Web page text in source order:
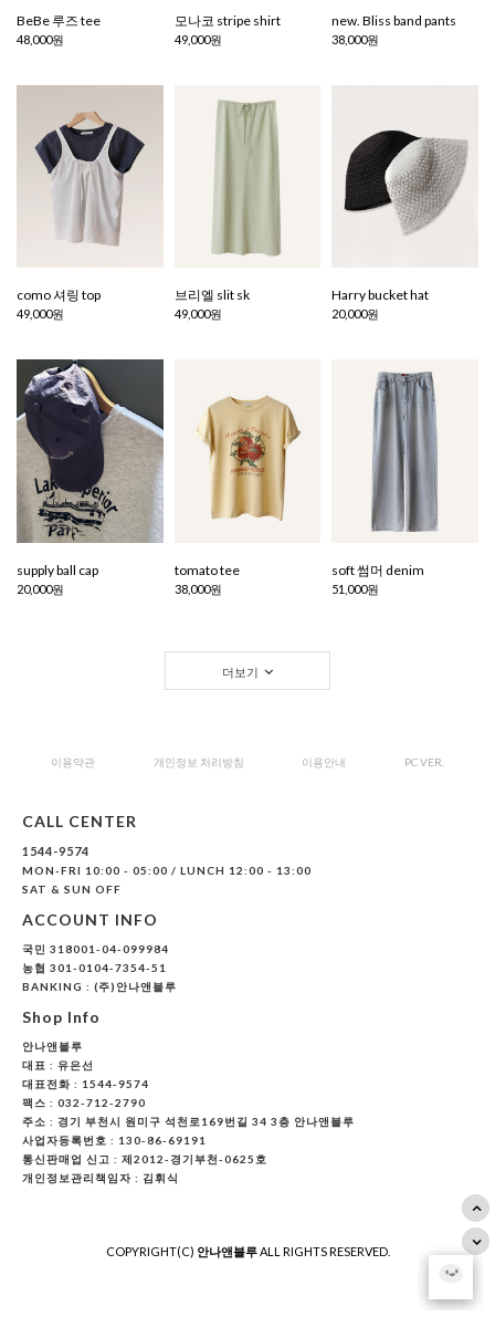
BeBe 루즈 tee
48,000원
모나코 stripe shirt
49,000원
new. Bliss band pants
38,000원
como 셔링 top
49,000원
브리엘 slit sk
49,000원
Harry bucket hat
20,000원
supply ball cap
20,000원
tomato tee
38,000원
soft 썸머 denim
51,000원
더보기
이용약관 개인정보 처리방침 이용안내 PC VER.
CALL CENTER
1544-9574
MON-FRI 10:00 - 05:00 / LUNCH 12:00 - 13:00
SAT & SUN OFF
ACCOUNT INFO
국민 318001-04-099984
농협 301-0104-7354-51
BANKING : (주)안나앤블루
Shop Info
안나앤블루
대표 : 유은선
대표전화 : 1544-9574
팩스 : 032-712-2790
주소 : 경기 부천시 원미구 석천로169번길 34 3층 안나앤블루
사업자등록번호 : 130-86-69191
통신판매업 신고 : 제2012-경기부천-0625호
개인정보관리책임자 : 김휘식
COPYRIGHT(C) 안나앤블루ALL RIGHTS RESERVED.